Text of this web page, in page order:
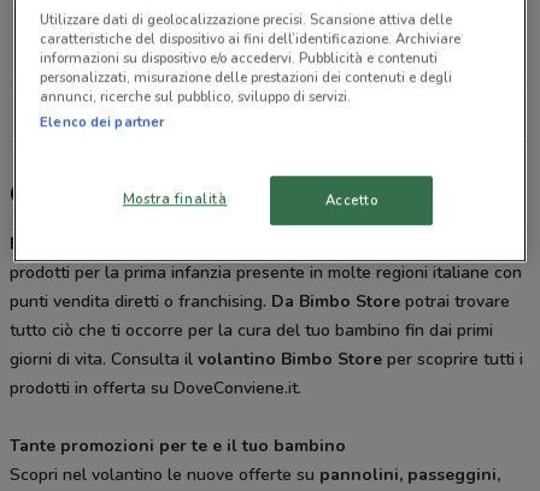
Via Bernardino Alimena 38 Roma
15.3 km
APERTO
Catalogo premi e promozioni Bimbo Store
Bimbo Store
prodotti per la prima infanzia presente in molte regioni italiane con
punti vendita diretti o franchising. Da Bimbo Store potrai trovare
tutto ciò che ti occorre per la cura del tuo bambino fin dai primi
giorni di vita. Consulta il volantino Bimbo Store per scoprire tutti i
prodotti in offerta su DoveConviene.it.
Tante promozioni per te e il tuo bambino
Scopri nel volantino le nuove offerte su pannolini, passeggini,
Utilizzare dati di geolocalizzazione precisi. Scansione attiva delle
caratteristiche del dispositivo ai fini dell’identificazione. Archiviare
informazioni su dispositivo e/o accedervi. Pubblicità e contenuti
personalizzati, misurazione delle prestazioni dei contenuti e degli
annunci, ricerche sul pubblico, sviluppo di servizi.
Elenco dei partner
Mostra finalità Accetto